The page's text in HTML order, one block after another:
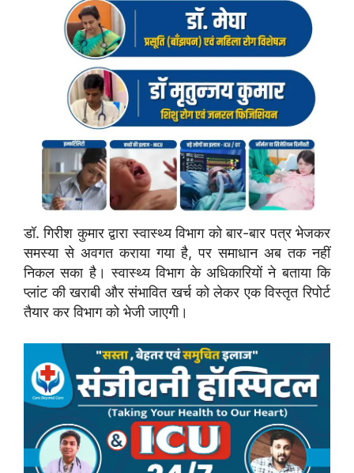
डॉ. गिरीश कुमार द्वारा स्वास्थ्य विभाग को बार-बार पत्र भेजकर
समस्या से अवगत कराया गया है, पर समाधान अब तक नहीं
निकल सका है। स्वास्थ्य विभाग के अधिकारियों ने बताया कि
प्लांट की खराबी और संभावित खर्च को लेकर एक विस्तृत रिपोर्ट
तैयार कर विभाग को भेजी जाएगी।